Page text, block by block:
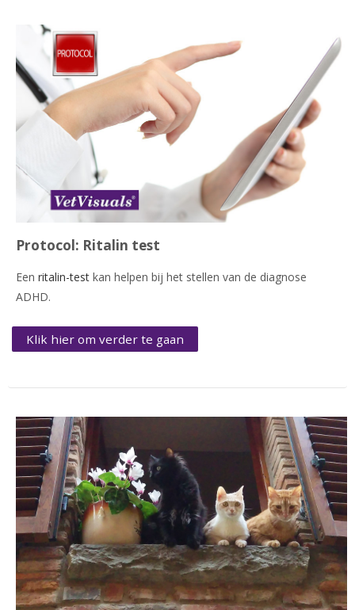
Protocol: Ritalin test
Een ritalin-test kan helpen bij het stellen van de diagnose
ADHD.
Klik hier om verder te gaan